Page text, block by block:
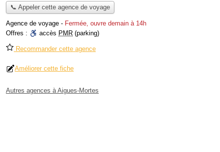
📞 Appeler cette agence de voyage
Agence de voyage - Fermée, ouvre demain à 14h
Offres :
accès PMR (parking)
Recommander cette agence
Améliorer cette fiche
Autres agences à Aigues-Mortes